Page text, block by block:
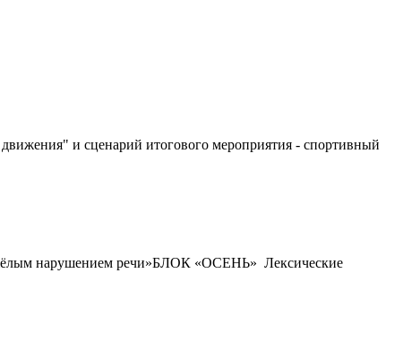
и сценарий итогового мероприятия - спортивный
нарушением речи»БЛОК «ОСЕНЬ» Лексические